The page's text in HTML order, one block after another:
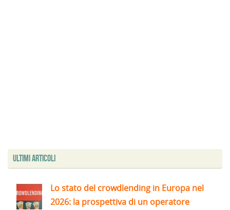
Ultimi articoli
Lo stato del crowdlending in Europa nel
2026: la prospettiva di un operatore